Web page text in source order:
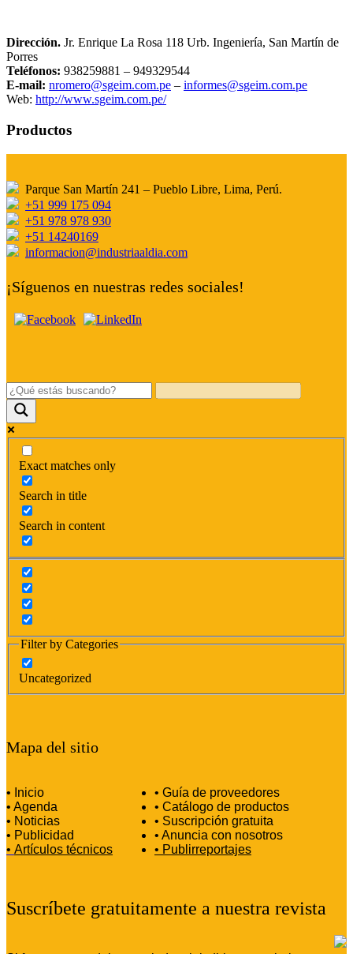
Dirección. Jr. Enrique La Rosa 118 Urb. Ingeniería, San Martín de
Porres
Teléfonos: 938259881 – 949329544
E-mail: nromero@sgeim.com.pe – informes@sgeim.com.pe
Web: http://www.sgeim.com.pe/
Productos
Parque San Martín 241 – Pueblo Libre, Lima, Perú.
+51 999 175 094
+51 978 978 930
+51 14240169
informacion@industriaaldia.com
¡Síguenos en nuestras redes sociales!
Exact matches only
Search in title
Search in content
Filter by Categories
Uncategorized
Mapa del sitio
• Inicio
• Agenda
• Noticias
• Publicidad
• Artículos técnicos
• Guía de proveedores
• Catálogo de productos
• Suscripción gratuita
• Anuncia con nosotros
• Publirreportajes
Suscríbete gratuitamente a nuestra revista